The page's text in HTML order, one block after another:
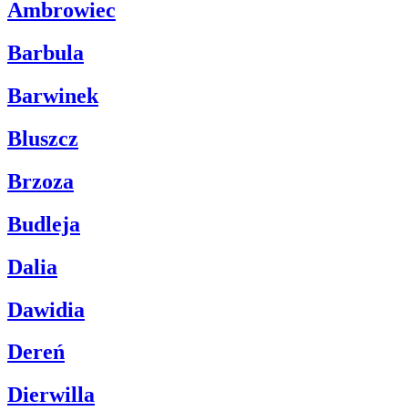
Ambrowiec
Barbula
Barwinek
Bluszcz
Brzoza
Budleja
Dalia
Dawidia
Dereń
Dierwilla